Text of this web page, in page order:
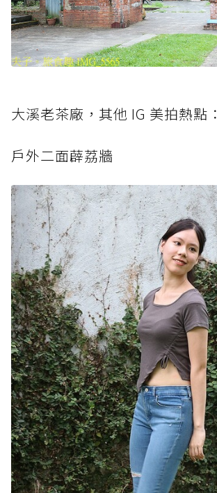
大溪老茶廠，其他 IG 美拍熱點：
戶外二面薜荔牆